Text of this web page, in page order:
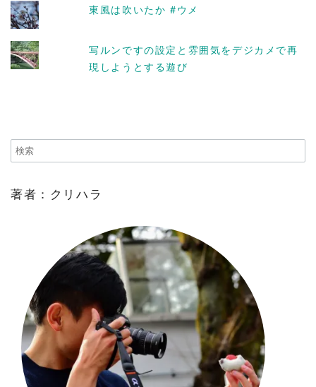
東風は吹いたか #ウメ
写ルンですの設定と雰囲気をデジカメで再
現しようとする遊び
著者：クリハラ